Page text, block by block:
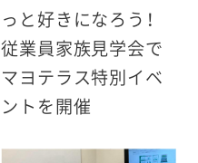
っと好きになろう！
従業員家族見学会で
マヨテラス特別イベ
ントを開催